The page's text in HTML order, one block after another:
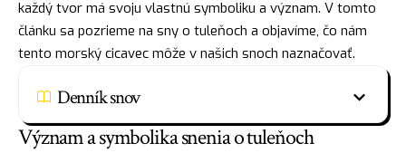
každý tvor má svoju vlastnú symboliku a význam. V tomto
článku sa pozrieme na sny o tuleňoch a objavíme, čo nám
tento morský cicavec môže v našich snoch naznačovať.
Denník snov
Význam a symbolika snenia o tuleňoch